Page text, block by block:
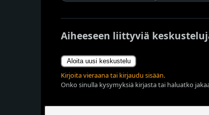
Aiheeseen liittyviä
Aloita uusi keskustelu
Kirjoita vieraana tai kirjaudu sisään.
Onko sinulla kysymyksiä kirjasta tai haluatko